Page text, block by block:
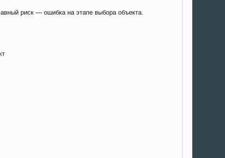
риск — ошибка на этапе выбора объекта.